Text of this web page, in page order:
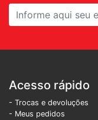
Acesso rápido
- Trocas e devoluções
- Meus pedidos